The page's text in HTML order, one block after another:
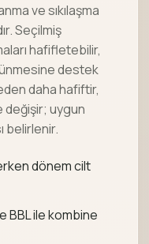
ve sıkılaşma
Seçilmiş
hafifletebilir,
destek
daha hafiftir,
değişir; uygun
belirlenir.
dönem cilt
BBL ile kombine